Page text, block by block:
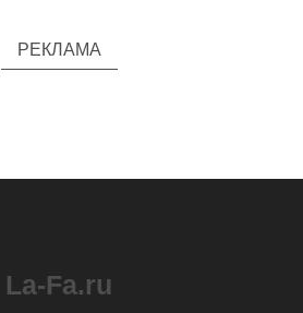
РЕКЛАМА
La-Fa.ru